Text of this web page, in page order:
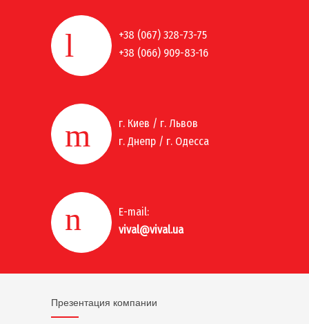
+38 (067) 328-73-75
+38 (066) 909-83-16
г. Киев / г. Львов
г. Днепр / г. Одесса
E-mail:
vival@vival.ua
Презентация компании